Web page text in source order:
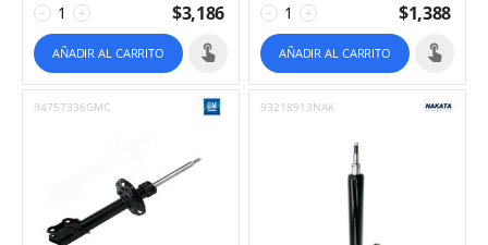
+
− $3,186
AÑADIR AL CARRITO
+
− $1,388
AÑADIR AL CARRITO
94757336GMC 93218913NAK